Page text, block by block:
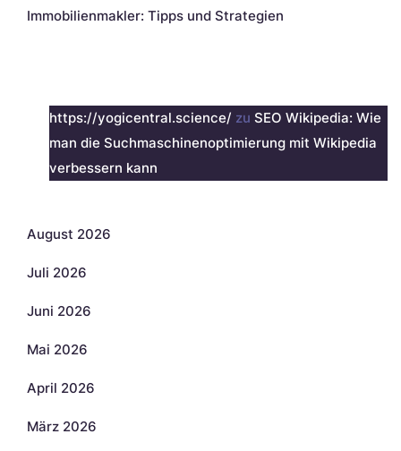
Immobilienmakler: Tipps und Strategien
https://yogicentral.science/ zu SEO Wikipedia: Wie
man die Suchmaschinenoptimierung mit Wikipedia
verbessern kann
August 2026
Juli 2026
Juni 2026
Mai 2026
April 2026
März 2026